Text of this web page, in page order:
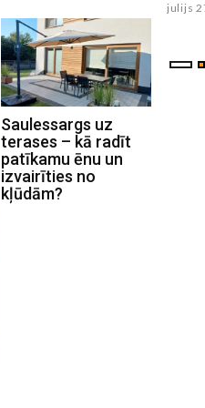
Saulessargs uz
terases – kā radīt
patīkamu ēnu un
izvairīties no
kļūdām?
julijs